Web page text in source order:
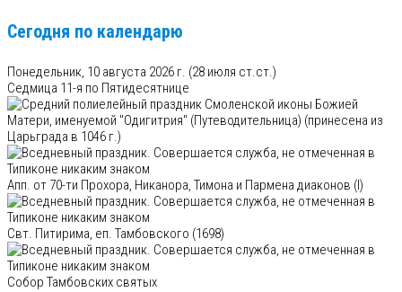
Сегодня по календарю
Понедельник, 10 августа 2026 г. (28 июля ст.ст.)
Седмица 11-я по Пятидесятнице
Смоленской иконы Божией
Матери, именуемой "Одигитрия" (Путеводительница) (принесена из
Царьграда в 1046 г.)
Апп. от 70-ти Прохора, Никанора, Тимона и Пармена диаконов (I)
Свт. Питирима, еп. Тамбовского (1698)
Собор Тамбовских святых